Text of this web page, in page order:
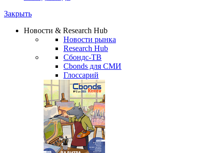
Watchlist
Сбондс Люди
Новости & Research Hub
Новости рынка
Research Hub
Сбондс-ТВ
Cbonds для СМИ
Глоссарий